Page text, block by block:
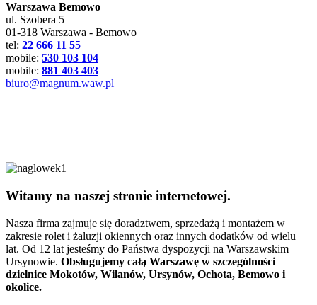
Warszawa Bemowo
ul. Szobera 5
01-318 Warszawa - Bemowo
tel: 22 666 11 55
mobile: 530 103 104
mobile: 881 403 403
biuro@magnum.waw.pl
Witamy na naszej stronie internetowej.
Nasza firma zajmuje się doradztwem, sprzedażą i montażem w
zakresie rolet i żaluzji okiennych oraz innych dodatków od wielu
lat. Od 12 lat jesteśmy do Państwa dyspozycji na Warszawskim
Ursynowie. Obsługujemy całą Warszawę w szczególności
dzielnice Mokotów, Wilanów, Ursynów, Ochota, Bemowo i
okolice.